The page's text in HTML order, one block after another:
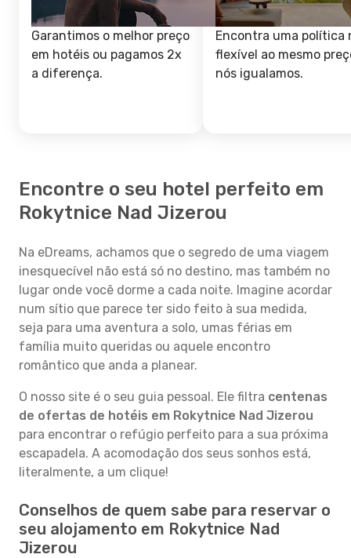
Garantimos o melhor preço
em hotéis ou pagamos 2x
a diferença.
Encontra uma política
flexível ao mesmo
nós igualamos.
Encontre o seu hotel perfeito em
Rokytnice Nad Jizerou
Na eDreams, achamos que o segredo de uma viagem
inesquecível não está só no destino, mas também no
lugar onde você dorme a cada noite. Imagine acordar
num sítio que parece ter sido feito à sua medida,
seja para uma aventura a solo, umas férias em
família muito queridas ou aquele encontro
romântico que anda a planear.
O nosso site é o seu guia pessoal. Ele filtra centenas
de ofertas de hotéis em Rokytnice Nad Jizerou
para encontrar o refúgio perfeito para a sua próxima
escapadela. A acomodação dos seus sonhos está,
literalmente, a um clique!
Conselhos de quem sabe para reservar o
seu alojamento em Rokytnice Nad
Jizerou